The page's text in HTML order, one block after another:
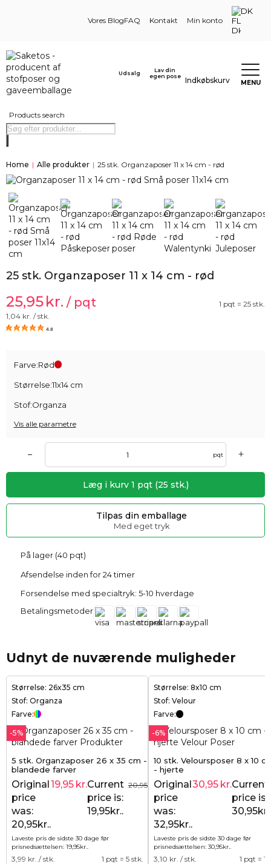
Vores BlogFAQ Kontakt Min konto
DK
Products search
Udsalg
Lav din
egen pose
Indkøbskurv MENU
Home | Alle produkter | 25 stk. Organzaposer 11 x 14 cm - rød
25 stk. Organzaposer 11 x 14 cm - rød
25,95kr. / pqt
1 pqt = 25 stk.
1,04 kr. / stk.
4.8
Farve:Rød
Størrelse:11x14 cm
Stof:Organza
Vis alle parametre
– pqt +
Læg i kurv 1 pqt (25 stk.)
Tilpas din emballage
Med eget tryk
På lager (40 pqt)
Afsendelse inden for 24 timer
Forsendelse med specialtryk: 5-10 hverdage
Betalingsmetoder
Udnyt de nuværende muligheder
Størrelse: 26x35 cm
Stof: Organza
Farve:
-5%
5 stk. Organzaposer 26 x 35 cm -
blandede farver
20,95 kr.
Original
price
was:
20,95kr..
19,95 kr.Current
price is:
19,95kr..
Laveste pris de sidste 30 dage før
prisnedsættelsen: 19,95kr..
3,99 kr. / stk. 1 pqt = 5 stk.
Størrelse: 8x10 cm
Stof: Velour
Farve:
-6%
10 stk. Veloursposer 8 x 10
- hjerte
Original
price
was:
32,95kr..
30,95 kr.Current
price is:
30,95kr..
Laveste pris de sidste 30 dage før
prisnedsættelsen: 30,95kr..
3,10 kr. / stk. 1 pqt =